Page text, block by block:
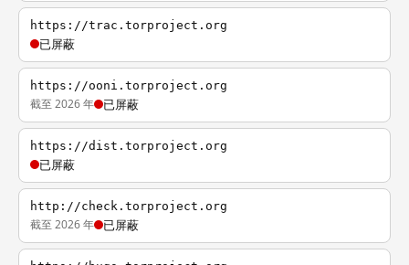
https://trac.torproject.org
已屏蔽
https://ooni.torproject.org
截至 2026 年 已屏蔽
https://dist.torproject.org
已屏蔽
http://check.torproject.org
截至 2026 年 已屏蔽